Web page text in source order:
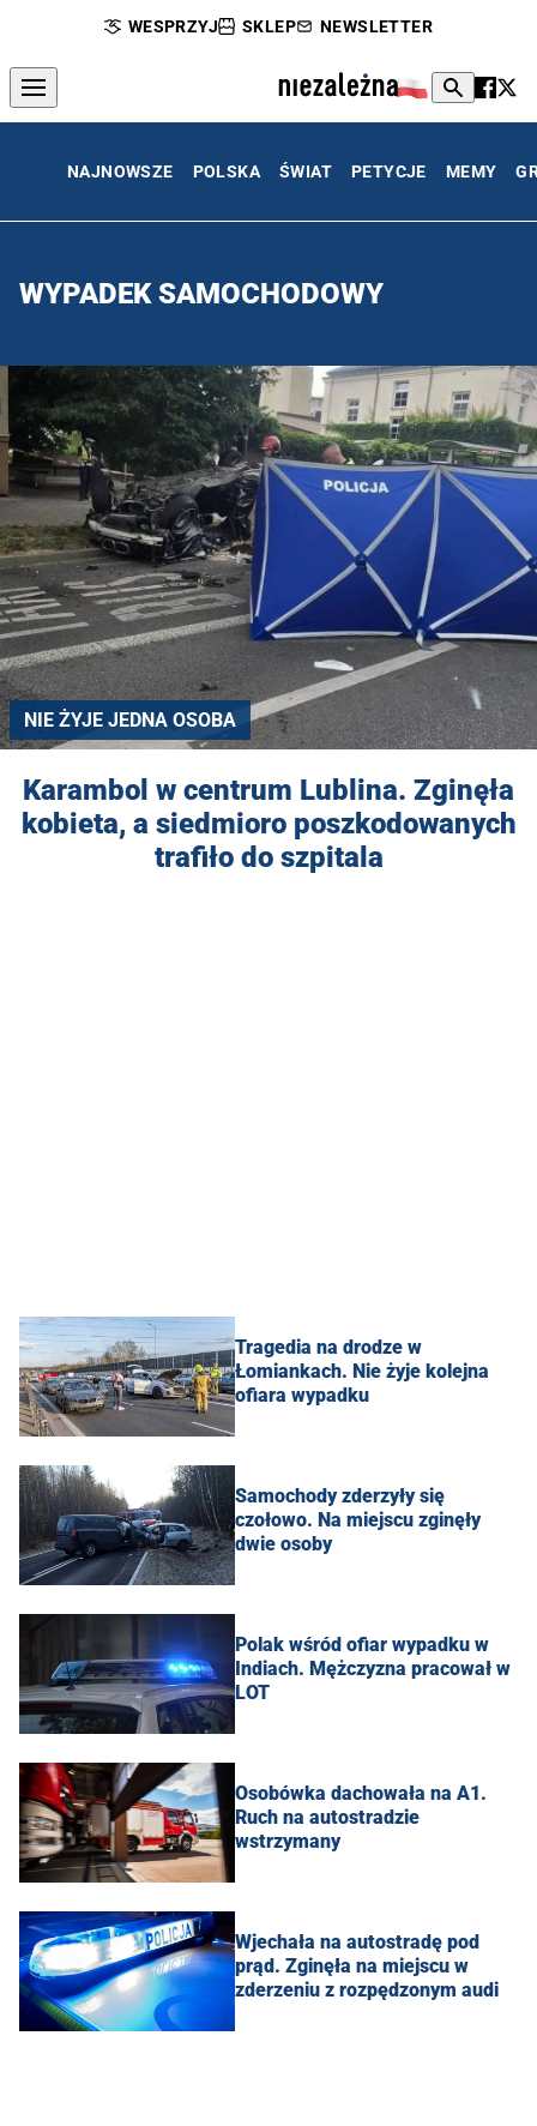
WESPRZYJ SKLEP NEWSLETTER
NAJNOWSZE POLSKA ŚWIAT PETYCJE MEMY
WYPADEK SAMOCHODOWY
NIE ŻYJE JEDNA OSOBA
Karambol w centrum Lublina. Zginęła
kobieta, a siedmioro poszkodowanych
trafiło do szpitala
Tragedia na drodze w
Łomiankach. Nie żyje kolejna
ofiara wypadku
Samochody zderzyły się
czołowo. Na miejscu zginęły
dwie osoby
Polak wśród ofiar wypadku w
Indiach. Mężczyzna pracował w
LOT
Osobówka dachowała na A1.
Ruch na autostradzie
wstrzymany
Wjechała na autostradę pod
prąd. Zginęła na miejscu w
zderzeniu z rozpędzonym audi